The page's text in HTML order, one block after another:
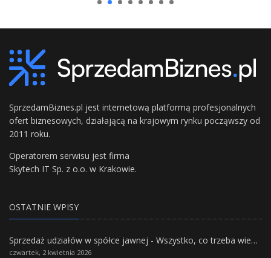
SprzedamBiznes.pl jest internetową platformą profesjonalnych
ofert biznesowych, działającą na krajowym rynku począwszy od
2011 roku.
Operatorem serwisu jest firma
Skytech IT Sp. z o.o. w Krakowie.
OSTATNIE WPISY
Sprzedaż udziałów w spółce jawnej - Wszystko, co trzeba wiedzieć.
czwartek, 2 kwietnia 2026